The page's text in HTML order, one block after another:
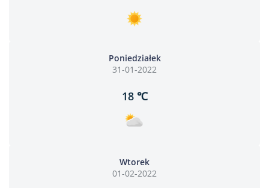
Poniedziałek
31-01-2022
18 ℃
Wtorek
01-02-2022